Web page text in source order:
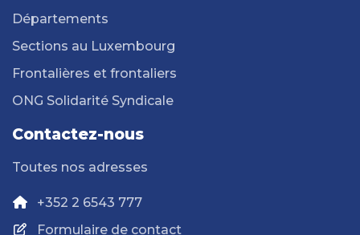
Départements
Sections au Luxembourg
Frontalières et frontaliers
ONG Solidarité Syndicale
Contactez-nous
Toutes nos adresses
+352 2 6543 777
Formulaire de contact